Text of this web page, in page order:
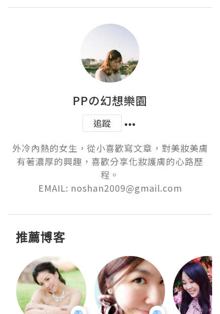
PPの幻想樂園
追蹤
外冷內熱的女生，從小喜歡寫文章，對美妝美膚
有著濃厚的興趣，喜歡分享化妝護膚的心路歷
程。
EMAIL: noshan2009@gmail.com
推薦博客